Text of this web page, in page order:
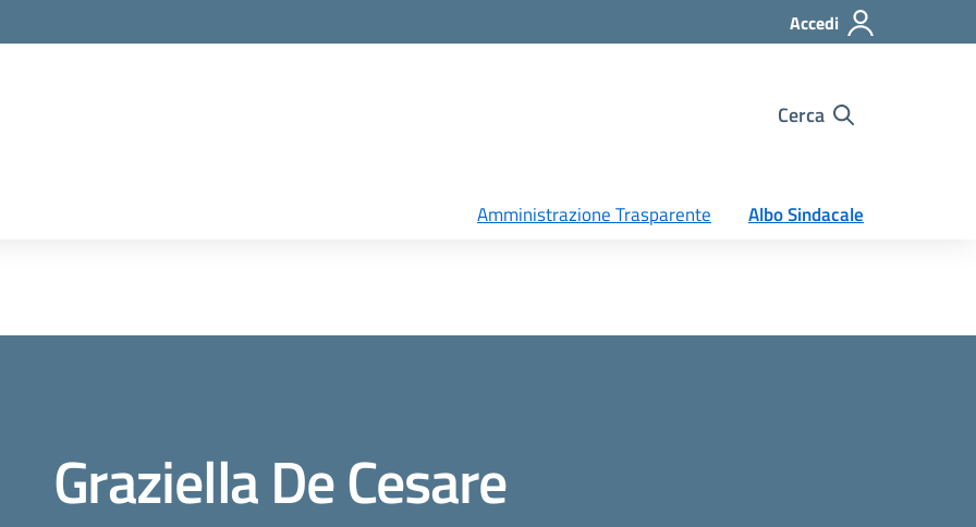
Accedi
Cerca
Amministrazione Trasparente Albo Sindacale
Graziella De Cesare